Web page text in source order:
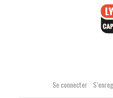
Se connecter